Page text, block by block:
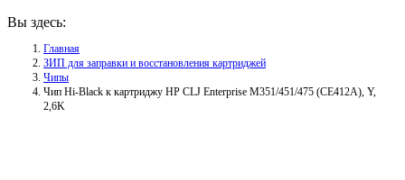
Вы здесь:
Главная
ЗИП для заправки и восстановления картриджей
Чипы
Чип Hi-Black к картриджу HP CLJ Enterprise M351/451/475 (CE412A), Y,
2,6K